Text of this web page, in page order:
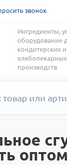
звонок
Ингредиенты,
оборудование
кондитерских и
хлебопекарных
производств